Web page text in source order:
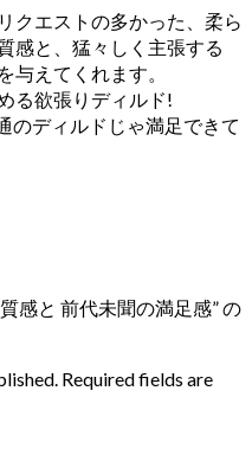
クエストの多かった、柔ら
感と、猛々しく主張する
与えてくれます。
る欲張りディルド!
のディルドじゃ満足できて
感と 前代未聞の満足感” の
Required fields are